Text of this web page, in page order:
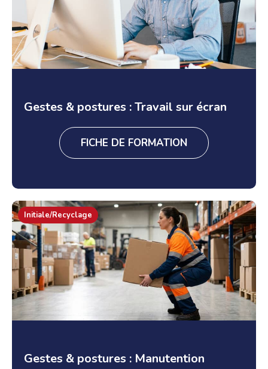
Gestes & postures : Travail sur écran
FICHE DE FORMATION
Initiale/Recyclage
Gestes & postures : Manutention